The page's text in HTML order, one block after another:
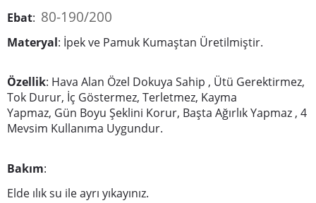
Ebat: 80-190/200
Materyal: İpek ve Pamuk Kumaştan Üretilmiştir.
Özellik: Hava Alan Özel Dokuya Sahip , Ütü Gerektirmez,
Tok Durur, İç Göstermez, Terletmez, Kayma
Yapmaz, Gün Boyu Şeklini Korur, Başta Ağırlık Yapmaz , 4
Mevsim Kullanıma Uygundur.
Bakım:
Elde ılık su ile ayrı yıkayınız.